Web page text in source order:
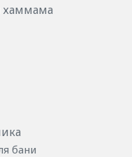
хаммама
бани